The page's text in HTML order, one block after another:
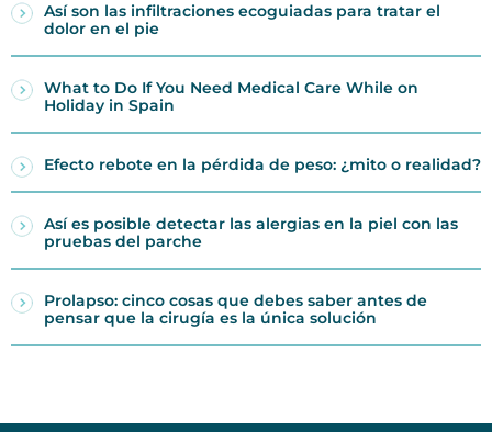
Así son las infiltraciones ecoguiadas para tratar el
dolor en el pie
What to Do If You Need Medical Care While on
Holiday in Spain
Efecto rebote en la pérdida de peso: ¿mito o realidad?
Así es posible detectar las alergias en la piel con las
pruebas del parche
Prolapso: cinco cosas que debes saber antes de
pensar que la cirugía es la única solución